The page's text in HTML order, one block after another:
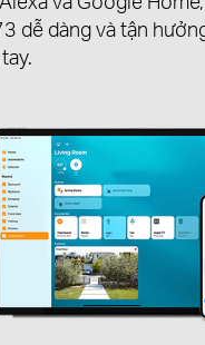
dễ dàng và tận